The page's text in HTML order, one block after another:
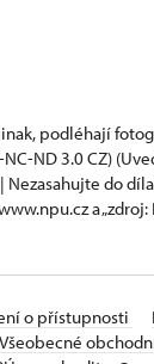
podléhají
NC-ND 3.0 CZ)
do
a
o přístupnosti
Všeobecné